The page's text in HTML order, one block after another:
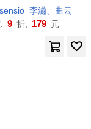
李瀟、曲云
9 折, 179 元